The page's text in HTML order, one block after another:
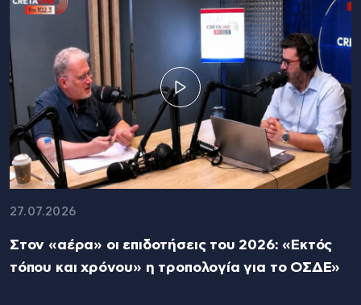
27.07.2026
Στον «αέρα» οι επιδοτήσεις του 2026: «Εκτός
τόπου και χρόνου» η τροπολογία για το ΟΣΔΕ»